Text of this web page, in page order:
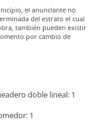
el anunciante no
del estrato el cual
también pueden existir
por cambio de
doble lineal: 1
1